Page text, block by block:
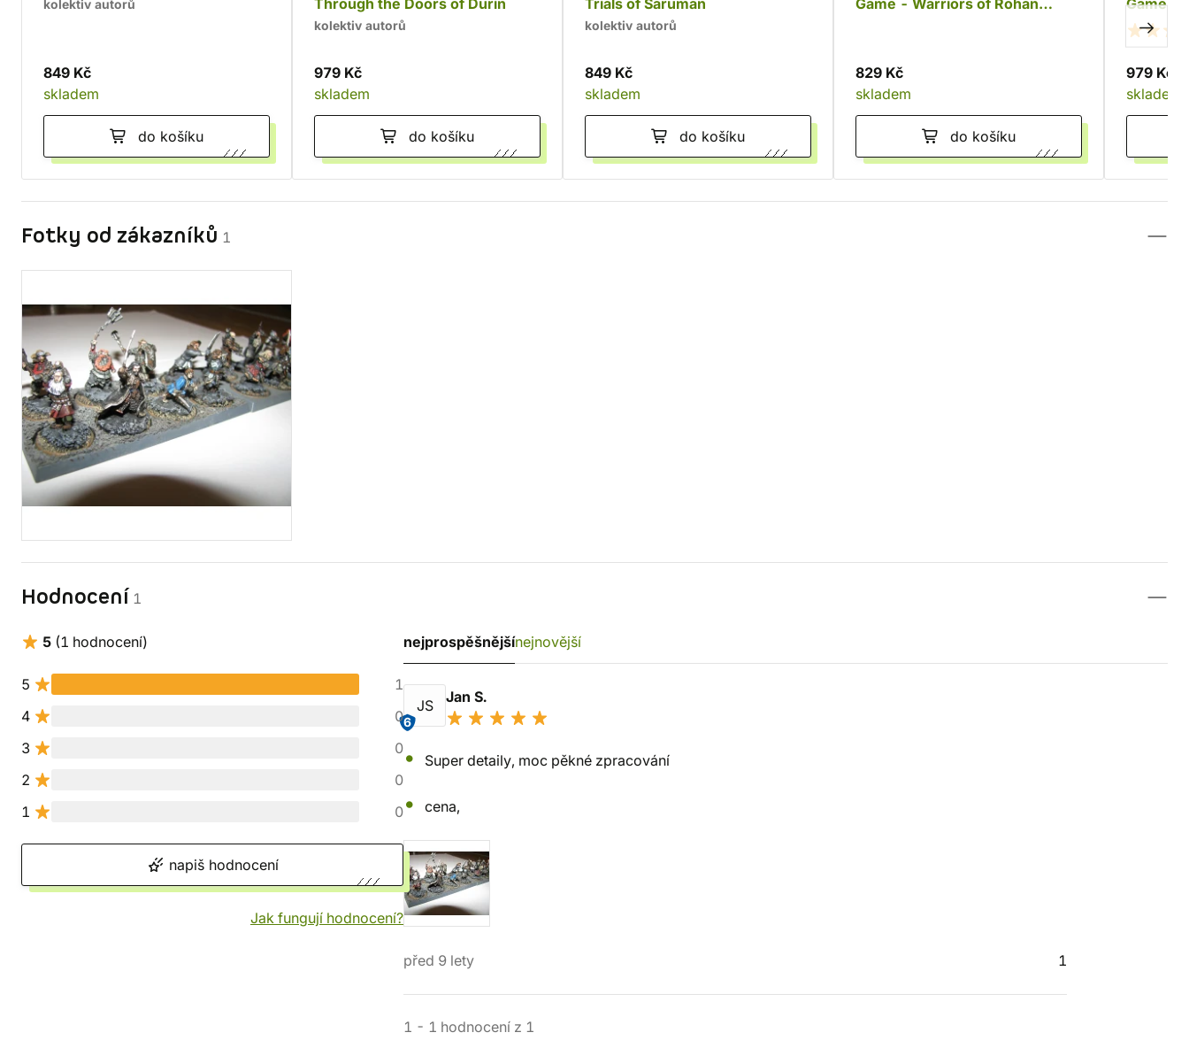
kolektiv autorů
849 Kč
skladem
do košíku
Through the Doors of Durin
kolektiv autorů
979 Kč
skladem
do košíku
Trials of Saruman
kolektiv autorů
849 Kč
skladem
do košíku
Game - Warriors of Rohan
829 Kč
skladem
do košíku
Game -
979 Kč
skladem
Fotky od zákazníků 1
Hodnocení 1
5 (1 hodnocení)
5
1
4
0
3
0
2
0
1
0
napiš hodnocení
Jak fungují hodnocení?
nejprospěšnějšínejnovější
JS
6
Jan S.
Super detaily, moc pěkné zpracování
cena,
před 9 lety 1
1 - 1 hodnocení z 1